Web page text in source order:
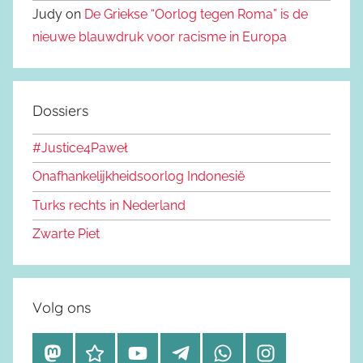
Judy on De Griekse “Oorlog tegen Roma” is de
nieuwe blauwdruk voor racisme in Europa
Dossiers
#Justice4Paweł
Onafhankelijkheidsoorlog Indonesië
Turks rechts in Nederland
Zwarte Piet
Volg ons
M B Y T W I